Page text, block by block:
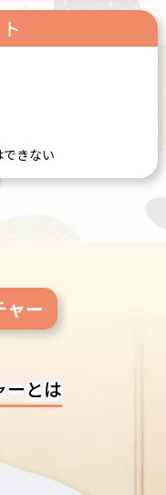
きない
ャー
ーとは